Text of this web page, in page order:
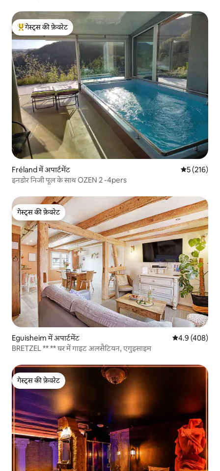
गेस्ट्स का टॉप फ़ेवरेट
गेस्ट्स की फ़ेवरेट
Fréland में अपार्टमेंट औसत रेटिंग 5
5 (216)
इनडोर निजी पूल के साथ OZEN 2 -4pers
गेस्ट्स की फ़ेवरेट
गेस्ट्स की फ़ेवरेट
Eguisheim में अपार्टमेंट औसत रेटिंग 5 में
4.9 (408)
BRETZEL ** ** घर में गाइट अलसैटियन, एगुइसाइम
गेस्ट्स की फ़ेवरेट
गेस्ट्स की फ़ेवरेट